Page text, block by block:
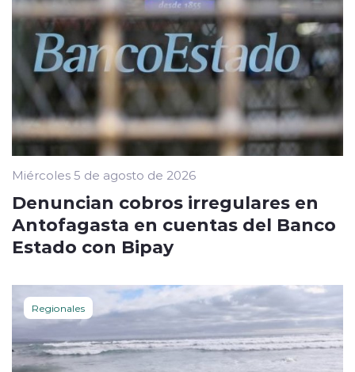
Miércoles 5 de agosto de 2026
Denuncian cobros irregulares en
Antofagasta en cuentas del Banco
Estado con Bipay
Regionales